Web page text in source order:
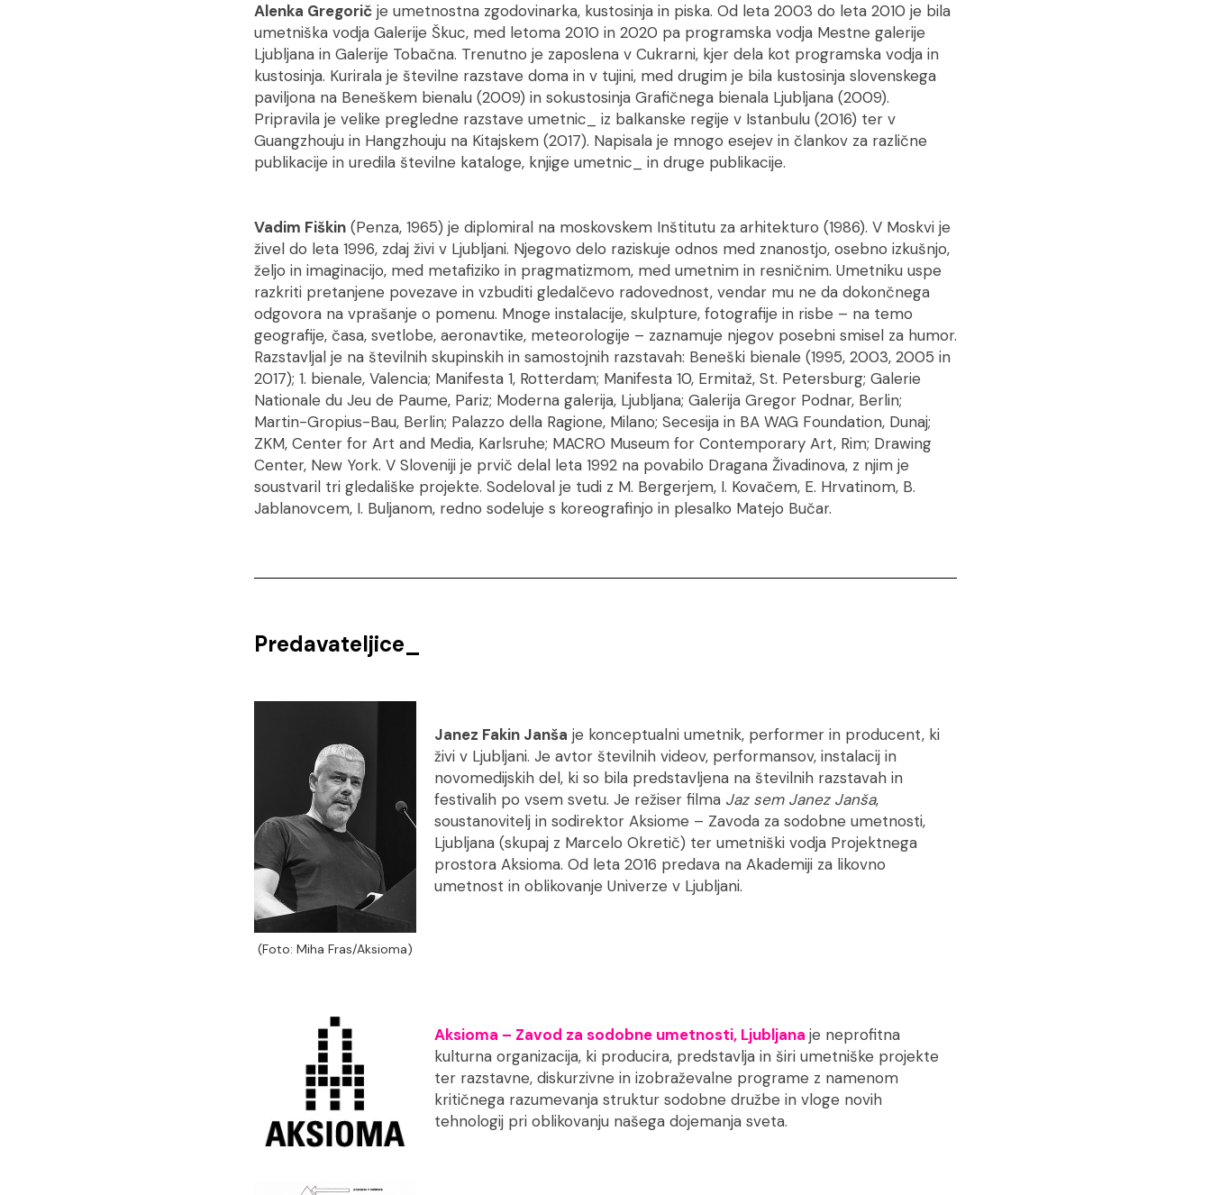
Alenka Gregorič je umetnostna zgodovinarka, kustosinja in piska. Od leta 2003 do leta 2010 je bila
umetniška vodja Galerije Škuc, med letoma 2010 in 2020 pa programska vodja Mestne galerije
Ljubljana in Galerije Tobačna. Trenutno je zaposlena v Cukrarni, kjer dela kot programska vodja in
kustosinja. Kurirala je številne razstave doma in v tujini, med drugim je bila kustosinja slovenskega
paviljona na Beneškem bienalu (2009) in sokustosinja Grafičnega bienala Ljubljana (2009).
Pripravila je velike pregledne razstave umetnic_ iz balkanske regije v Istanbulu (2016) ter v
Guangzhouju in Hangzhouju na Kitajskem (2017). Napisala je mnogo esejev in člankov za različne
publikacije in uredila številne kataloge, knjige umetnic_ in druge publikacije.
Vadim Fiškin (Penza, 1965) je diplomiral na moskovskem Inštitutu za arhitekturo (1986). V Moskvi je
živel do leta 1996, zdaj živi v Ljubljani. Njegovo delo raziskuje odnos med znanostjo, osebno izkušnjo,
željo in imaginacijo, med metafiziko in pragmatizmom, med umetnim in resničnim. Umetniku uspe
razkriti pretanjene povezave in vzbuditi gledalčevo radovednost, vendar mu ne da dokončnega
odgovora na vprašanje o pomenu. Mnoge instalacije, skulpture, fotografije in risbe – na temo
geografije, časa, svetlobe, aeronavtike, meteorologije – zaznamuje njegov posebni smisel za humor.
Razstavljal je na številnih skupinskih in samostojnih razstavah: Beneški bienale (1995, 2003, 2005 in
2017); 1. bienale, Valencia; Manifesta 1, Rotterdam; Manifesta 10, Ermitaž, St. Petersburg; Galerie
Nationale du Jeu de Paume, Pariz; Moderna galerija, Ljubljana; Galerija Gregor Podnar, Berlin;
Martin-Gropius-Bau, Berlin; Palazzo della Ragione, Milano; Secesija in BA WAG Foundation, Dunaj;
ZKM, Center for Art and Media, Karlsruhe; MACRO Museum for Contemporary Art, Rim; Drawing
Center, New York. V Sloveniji je prvič delal leta 1992 na povabilo Dragana Živadinova, z njim je
soustvaril tri gledališke projekte. Sodeloval je tudi z M. Bergerjem, I. Kovačem, E. Hrvatinom, B.
Jablanovcem, I. Buljanom, redno sodeluje s koreografinjo in plesalko Matejo Bučar.
Predavateljice_
(Foto: Miha Fras/Aksioma)
Janez Fakin Janša je konceptualni umetnik, performer in producent, ki
živi v Ljubljani. Je avtor številnih videov, performansov, instalacij in
novomedijskih del, ki so bila predstavljena na številnih razstavah in
festivalih po vsem svetu. Je režiser filma Jaz sem Janez Janša,
soustanovitelj in sodirektor Aksiome – Zavoda za sodobne umetnosti,
Ljubljana (skupaj z Marcelo Okretič) ter umetniški vodja Projektnega
prostora Aksioma. Od leta 2016 predava na Akademiji za likovno
umetnost in oblikovanje Univerze v Ljubljani.
Aksioma – Zavod za sodobne umetnosti, Ljubljana je neprofitna
kulturna organizacija, ki producira, predstavlja in širi umetniške projekte
ter razstavne, diskurzivne in izobraževalne programe z namenom
kritičnega razumevanja struktur sodobne družbe in vloge novih
tehnologij pri oblikovanju našega dojemanja sveta.